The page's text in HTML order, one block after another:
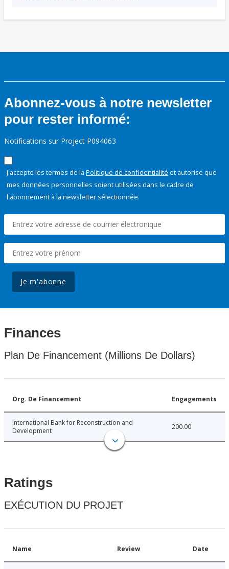
Abonnez-vous à notre newsletter
pour rester informé:
Notifications sur Project P094063
J'accepte les termes de la Politique de confidentialité et autorise que
mes données personnelles soient utilisées dans le cadre de
l'abonnement à la newsletter sélectionnée.
Je m'abonne
Finances
Plan De Financement (Millions De Dollars)
Org. De Financement Engagements
International Bank for Reconstruction and
Development
200.00
Ratings
EXÉCUTION DU PROJET
Name Review Date